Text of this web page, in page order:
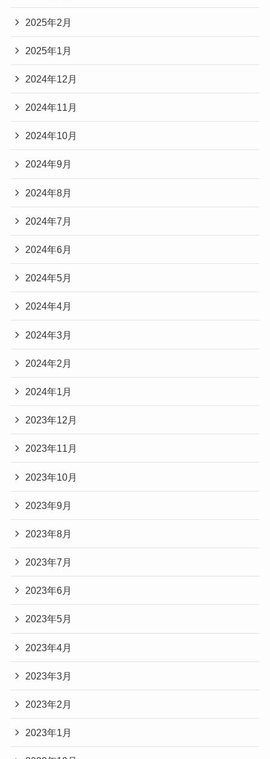
2025年2月
2025年1月
2024年12月
2024年11月
2024年10月
2024年9月
2024年8月
2024年7月
2024年6月
2024年5月
2024年4月
2024年3月
2024年2月
2024年1月
2023年12月
2023年11月
2023年10月
2023年9月
2023年8月
2023年7月
2023年6月
2023年5月
2023年4月
2023年3月
2023年2月
2023年1月